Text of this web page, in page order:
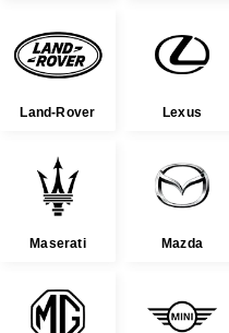
Land-Rover Lexus
Maserati Mazda